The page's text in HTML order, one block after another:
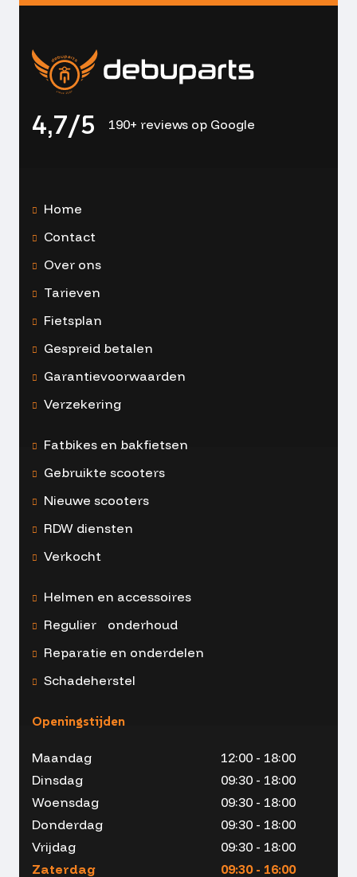
4,7/5 190+ reviews op Google
Home
Contact
Over ons
Tarieven
Fietsplan
Gespreid betalen
Garantievoorwaarden
Verzekering
Fatbikes en bakfietsen
Gebruikte scooters
Nieuwe scooters
RDW diensten
Verkocht
Helmen en accessoires
Regulier onderhoud
Reparatie en onderdelen
Schadeherstel
Openingstijden
Maandag
12:00 - 18:00
Dinsdag
09:30 - 18:00
Woensdag
09:30 - 18:00
Donderdag
09:30 - 18:00
Vrijdag
09:30 - 18:00
Zaterdag
09:30 - 16:00